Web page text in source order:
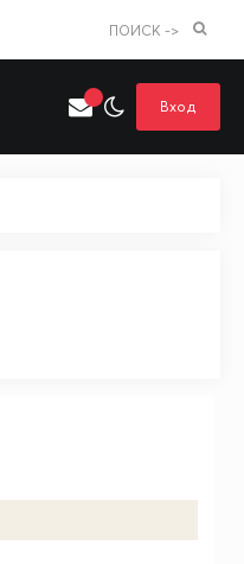
ПОИСК ->
Вход